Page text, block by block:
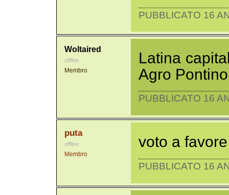
PUBBLICATO 16
Woltaired
offline
Membro
Latina
Agro
PUBBLICATO 16
puta
offline
Membro
voto a
PUBBLICATO 16